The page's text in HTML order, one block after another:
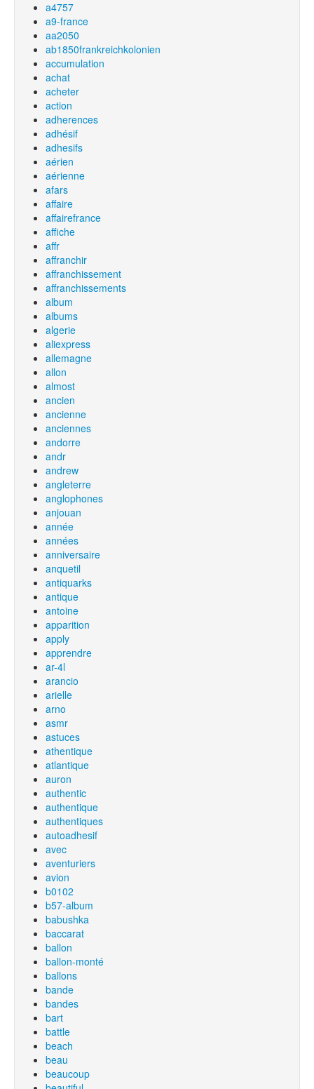
a4757
a9-france
aa2050
ab1850frankreichkolonien
accumulation
achat
acheter
action
adherences
adhésif
adhesifs
aérien
aérienne
afars
affaire
affairefrance
affiche
affr
affranchir
affranchissement
affranchissements
album
albums
algerie
aliexpress
allemagne
allon
almost
ancien
ancienne
anciennes
andorre
andr
andrew
angleterre
anglophones
anjouan
année
années
anniversaire
anquetil
antiquarks
antique
antoine
apparition
apply
apprendre
ar-4l
arancio
arielle
arno
asmr
astuces
athentique
atlantique
auron
authentic
authentique
authentiques
autoadhesif
avec
aventuriers
avion
b0102
b57-album
babushka
baccarat
ballon
ballon-monté
ballons
bande
bandes
bart
battle
beach
beau
beaucoup